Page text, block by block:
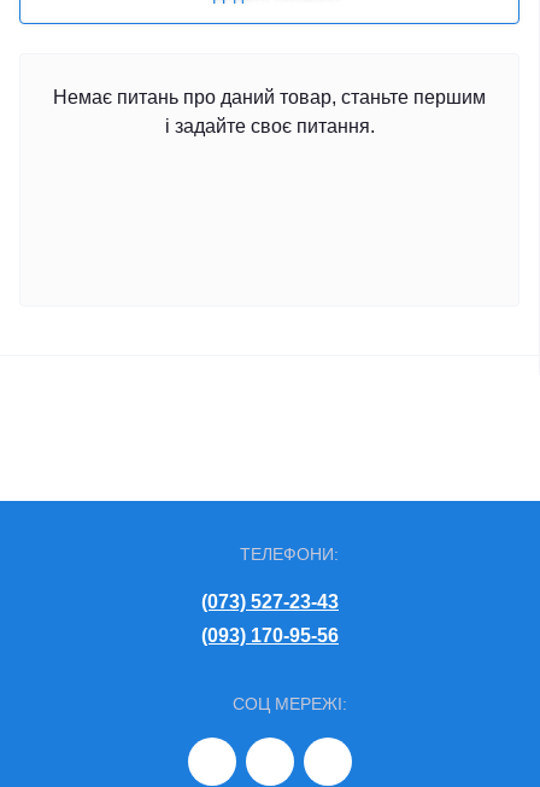
Немає питань про даний товар, станьте першим
і задайте своє питання.
ТЕЛЕФОНИ:
(073) 527-23-43
(093) 170-95-56
СОЦ МЕРЕЖІ: